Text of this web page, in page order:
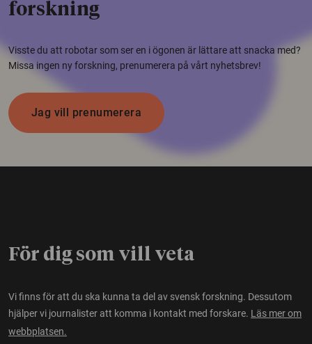
forskning
Visste du att robotar som ser en i ögonen är lättare att snacka med?
Missa ingen ny forskning, prenumerera på vårt nyhetsbrev!
Jag vill prenumerera
För dig som vill veta
Vi finns för att du ska kunna ta del av svensk forskning. Dessutom
hjälper vi journalister att komma i kontakt med forskare. Läs mer om
webbplatsen.